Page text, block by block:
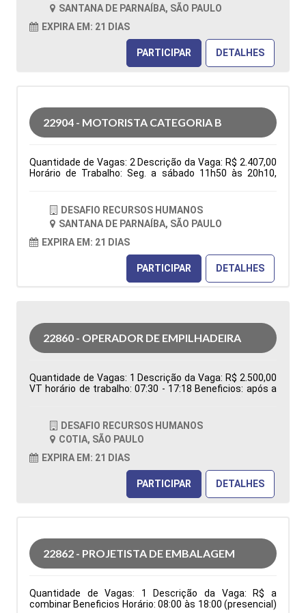
disponibilidade de horário. Tipo de contratação: CLT
Cidade: Santana de Parnaíba, SP, Brasil Área de Atuação:
Logística Período: Formação Acadêmica:
Características Comportamentais:
SANTANA DE PARNAÍBA, SÃO PAULO
EXPIRA EM: 21 DIAS
PARTICIPAR DETALHES
22904 - MOTORISTA CATEGORIA B
Quantidade de Vagas: 2 Descrição da Vaga: R$ 2.407,00
Horário de Trabalho: Seg. a sábado 11h50 às 20h10,
horário. Benefícios: Vale transporte ou vale combustível;
após 3 meses: Vale alimentação R$ 150,00 e Golden
farma Entregas nas residencias Tipo de contratação:
CLT Cidade: Santana de Parnaíba, SP, Brasil Área de
Atuação: Logística Período: Formação Acadêmica:
Características Comportamentais:
DESAFIO RECURSOS HUMANOS
SANTANA DE PARNAÍBA, SÃO PAULO
EXPIRA EM: 21 DIAS
PARTICIPAR DETALHES
22860 - OPERADOR DE EMPILHADEIRA
Quantidade de Vagas: 1 Descrição da Vaga: R$ 2.500,00
VT horário de trabalho: 07:30 - 17:18 Beneficios: após a
Logística Período: Formação Acadêmica:
Características Comportamentais:
DESAFIO RECURSOS HUMANOS
COTIA, SÃO PAULO
EXPIRA EM: 21 DIAS
PARTICIPAR DETALHES
22862 - PROJETISTA DE EMBALAGEM
Quantidade de Vagas: 1 Descrição da Vaga: R$ a
combinar Beneficios Horário: 08:00 às 18:00 (presencial)